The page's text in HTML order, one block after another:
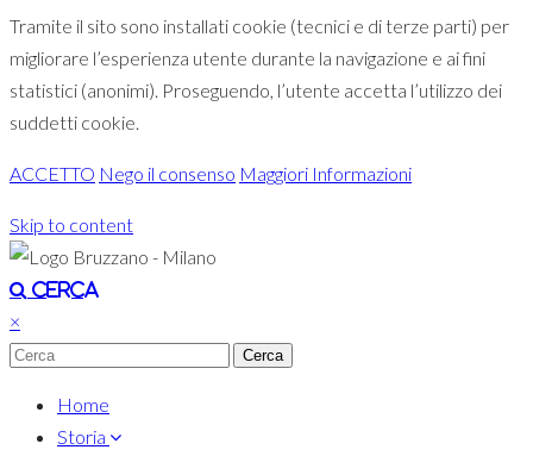
Tramite il sito sono installati cookie (tecnici e di terze parti) per
migliorare l’esperienza utente durante la navigazione e ai fini
statistici (anonimi). Proseguendo, l’utente accetta l’utilizzo dei
suddetti cookie.
ACCETTO Nego il consenso Maggiori Informazioni
Skip to content
Toggle navigation
Cerca
×
Home
Storia